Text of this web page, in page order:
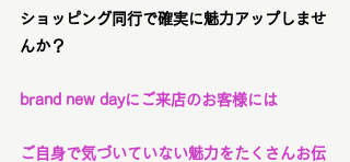
ショッピング同行で確実に魅力アップしませ
んか？
brand new dayにご来店のお客様には
ご自身で気づいていない魅力をたくさんお伝